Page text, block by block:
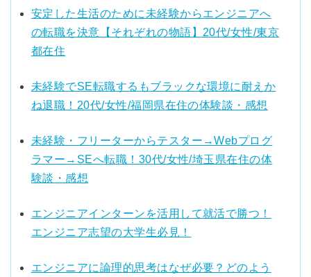
安定した生活のために未経験からエンジニアへ
の転職を決意【それぞれの物語】20代/女性/東京
都在住
未経験でSE転職するもブラックな環境に耐えか
ね退職！20代/女性/福岡県在住の体験談・感想
未経験・フリーターからテスター→Webプログ
ラマー→SEへ転職！30代/女性/埼玉県在住の体
験談・感想
エンジニアインターンを活用して就活で勝つ！
エンジニア志望の大学生必見！
エンジニアに論理的思考はなぜ必要？どのよう